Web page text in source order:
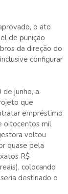
o ato
de punição
da direção do
configurar
junho, a
que
empréstimo
oitocentos mil
voltou
quase pela
R$
colocando
destinado o